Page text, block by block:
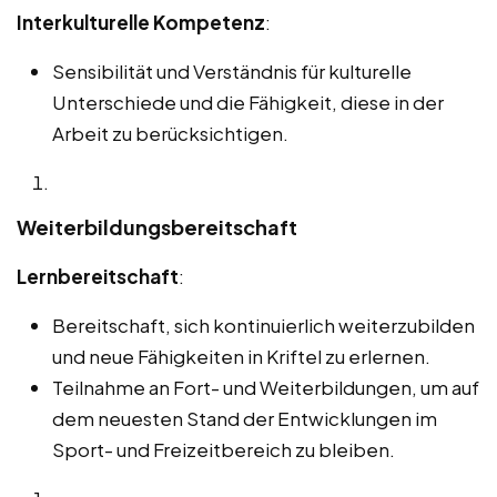
Interkulturelle Kompetenz:
Sensibilität und Verständnis für kulturelle
Unterschiede und die Fähigkeit, diese in der
Arbeit zu berücksichtigen.
Weiterbildungsbereitschaft
Lernbereitschaft:
Bereitschaft, sich kontinuierlich weiterzubilden
und neue Fähigkeiten in Kriftel zu erlernen.
Teilnahme an Fort- und Weiterbildungen, um auf
dem neuesten Stand der Entwicklungen im
Sport- und Freizeitbereich zu bleiben.